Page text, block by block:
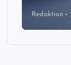
Redaktion